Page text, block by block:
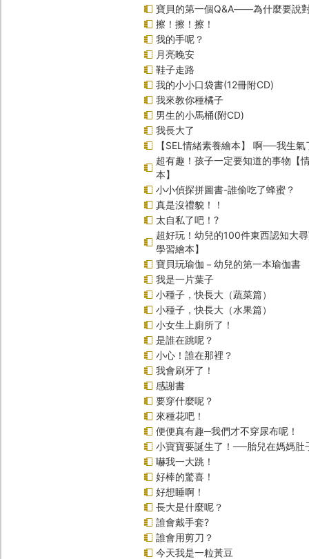
寶貝的第一個Q&A――為什麼要說
擦！擦！擦！
我的手呢？
月亮晚安
鞋子走路
我的小小口袋書(12冊附CD)
我來教你種橘子
男生的小馬桶(附CD)
我長大了
【SEL情緒素養繪本】 啊──我生
超有趣！孩子一定要知道的事物【
本】
小小偵探拼圖書-誰偷吃了蜂蜜？
真是沒禮貌！！
太自私了吧！?
超好玩！幼兒的100件東西認知大
學習繪本】
寶貝玩瑜伽－幼兒的第一本瑜伽書
我是一片葉子
小種子，快長大（蔬菜篇）
小種子，快長大（水果篇）
小女生上廁所了！
是誰在跳呢？
小心！誰在那裡？
我會刷牙了！
感謝書
要穿什麼呢？
來種花吧！
便便真有趣─我們才不穿尿布呢！
小寶寶要誕生了！──胎兒在媽媽肚
嚇我一大跳！
好棒的驚喜！
好想睡啊！
長大是什麼呢？
誰會戴手套?
誰會用剪刀？
今天我是一粒黃豆